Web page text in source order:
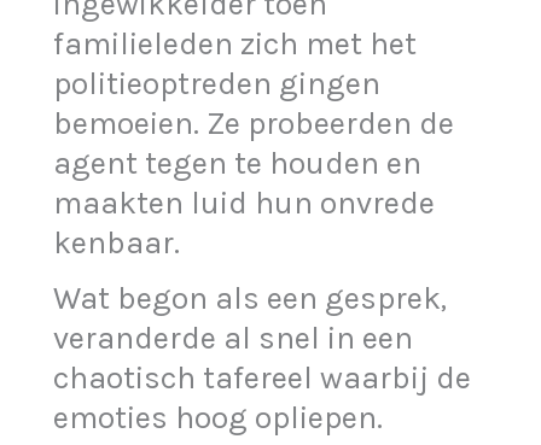
familieleden zich met het
politieoptreden gingen
bemoeien. Ze probeerden de
agent tegen te houden en
maakten luid hun onvrede
kenbaar.
Wat begon als een gesprek,
veranderde al snel in een
chaotisch tafereel waarbij de
emoties hoog opliepen.